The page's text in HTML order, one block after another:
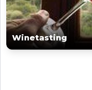
Winetasting